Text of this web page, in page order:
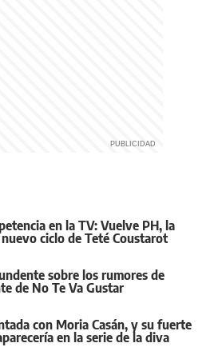
en la TV: Vuelve PH, la
ciclo de Teté Coustarot
sobre los rumores de
de No Te Va Gustar
con Moria Casán, y su fuerte
en la serie de la diva